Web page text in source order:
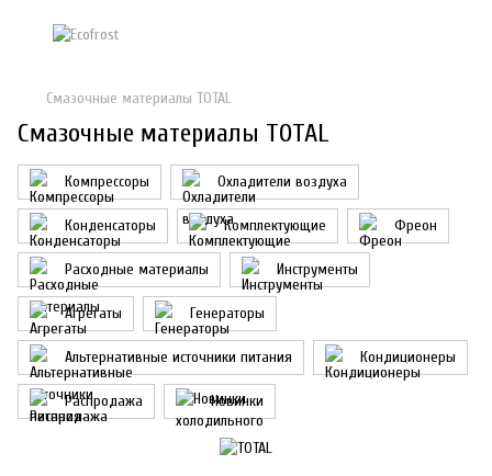
Смазочные материалы TOTAL
Смазочные материалы TOTAL
Компрессоры Охладители воздуха
Конденсаторы Комплектующие Фреон
Расходные материалы Инструменты
Агрегаты Генераторы
Альтернативные источники питания Кондиционеры
Распродажа Новинки